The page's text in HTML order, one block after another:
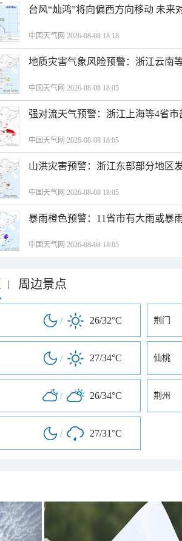
台风“灿鸿”将向偏西方向移动 未来
中国天气网 2026-08-08 18:18
地质灾害气象风险预警：浙江云南
中国天气网 2026-08-08 18:05
强对流天气预警：浙江上海等4省
中国天气网 2026-08-08 18:05
山洪灾害预警：浙江东部部分地区
中国天气网 2026-08-08 18:05
暴雨橙色预警：11省市有大雨或暴
中国天气网 2026-08-08 18:05
| 周边景点
/ 26/32°C 荆门
/ 27/34°C 仙桃
/ 26/34°C 荆州
/ 27/31°C